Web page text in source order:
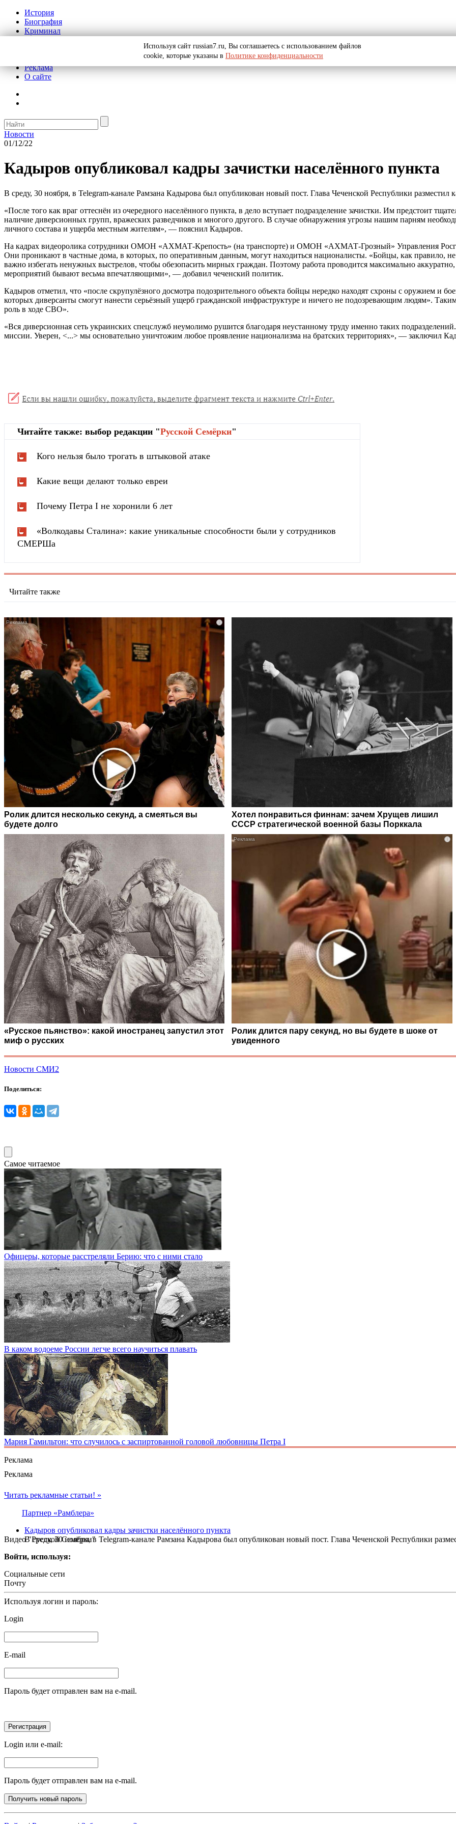
История
Биография
Криминал
Реклама
О сайте
Новости
01/12/22
Кадыров опубликовал кадры зачистки населённого пункта
В среду, 30 ноября, в Telegram-канале Рамзана Кадырова был опубликован новый пост. Глава Чеченской Республики разместил
«После того как враг оттеснён из очередного населённого пункта, в дело вступает подразделение зачистки. Им предстоит
наличие диверсионных групп, вражеских разведчиков и многого другого. В случае обнаружения угрозы нашим парням
личного состава и ущерба местным жителям», — пояснил Кадыров.
На кадрах видеоролика сотрудники ОМОН «АХМАТ-Крепость» (на транспорте) и ОМОН «АХМАТ-Грозный» Управления
Они проникают в частные дома, в которых, по оперативным данным, могут находиться националисты. «Бойцы, как
важно избегать ненужных выстрелов, чтобы обезопасить мирных граждан. Поэтому работа проводится максимально
мероприятий бывают весьма впечатляющими», — добавил чеченский политик.
Кадыров отметил, что «после скрупулёзного досмотра подозрительного объекта бойцы нередко находят схроны с оружием и
которых диверсанты смогут нанести серьёзный ущерб гражданской инфраструктуре и ничего не подозревающим людям».
роль в ходе СВО».
«Вся диверсионная сеть украинских спецслужб неумолимо рушится благодаря неустанному труду именно таких
миссии. Уверен, <...> мы основательно уничтожим любое проявление национализма на братских территориях», — заключил
Читайте также: выбор редакции "Русской Cемёрки"
Кого нельзя было трогать в штыковой атаке
Какие вещи делают только евреи
Почему Петра I не хоронили 6 лет
«Волкодавы Сталина»: какие уникальные способности были у сотрудников
СМЕРШа
Читайте также
i
Ролик длится несколько секунд, а смеяться вы
будете долго
Хотел понравиться финнам: зачем Хрущев лишил
СССР стратегической военной базы Порккала
«Русское пьянство»: какой иностранец запустил этот
миф о русских
i
Ролик длится пару секунд, но вы будете в шоке от
увиденного
Новости СМИ2
Поделиться:
Самое читаемое
Офицеры, которые расстреляли Берию: что с ними стало
В каком водоеме России легче всего научиться плавать
Мария Гамильтон: что случилось с заспиртованной головой любовницы Петра I
Реклама
Реклама
Видео "Русской Семёрки"
Читать рекламные статьи! »
Партнер «Рамблера»
Кадыров опубликовал кадры зачистки населённого пункта
В среду, 30 ноября, в Telegram-канале Рамзана Кадырова был опубликован новый пост. Глава Чеченской Республики
Войти, используя:
Социальные сети
Почту
Используя логин и пароль:
Login
E-mail
Пароль будет отправлен вам на e-mail.
Login или e-mail:
Пароль будет отправлен вам на e-mail.
Используя сайт russian7.ru, Вы соглашаетесь с использованием файлов
cookie, которые указаны в Политике конфиденциальности